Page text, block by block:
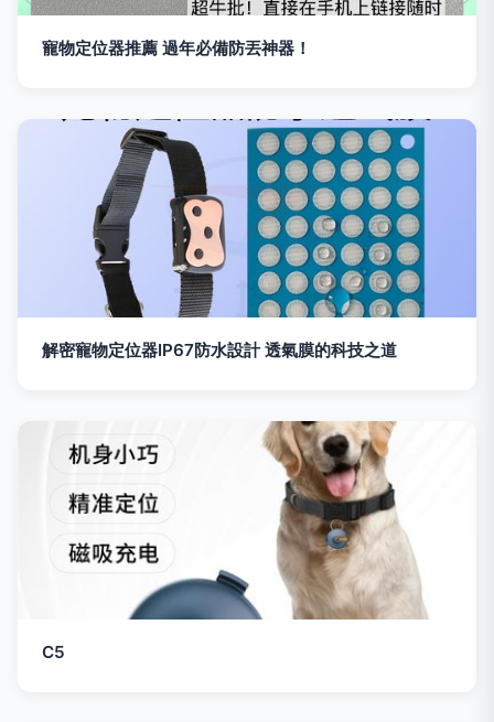
寵物定位器推薦 過年必備防丟神器！
解密寵物定位器IP67防水設計 透氣膜的科技之道
C5